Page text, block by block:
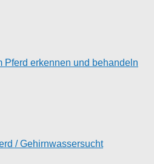
Pferd erkennen und behandeln
/ Gehirnwassersucht